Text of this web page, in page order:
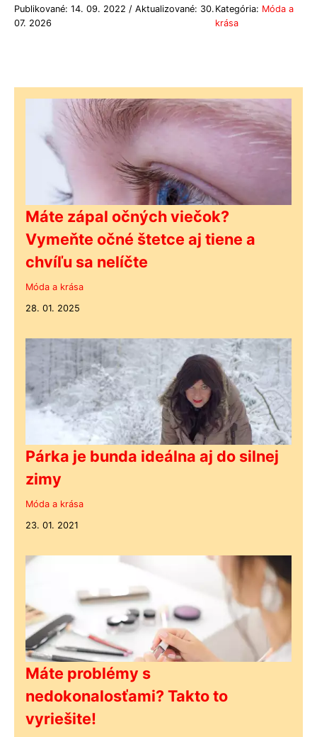
Publikované: 14. 09. 2022 / Aktualizované: 30.
07. 2026
Kategória: Móda a
krása
Máte zápal očných viečok?
Vymeňte očné štetce aj tiene a
chvíľu sa nelíčte
Móda a krása
28. 01. 2025
Párka je bunda ideálna aj do silnej
zimy
Móda a krása
23. 01. 2021
Máte problémy s
nedokonalosťami? Takto to
vyriešite!